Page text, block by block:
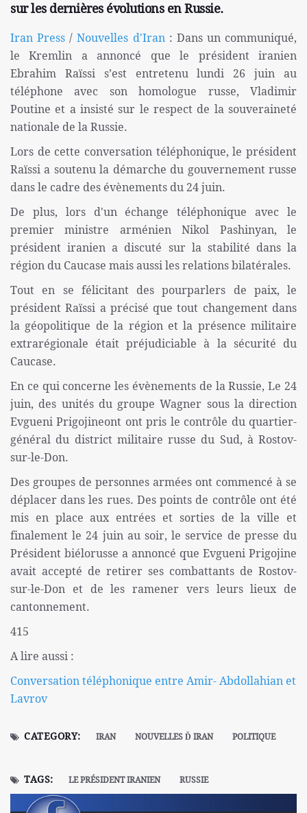
sur les dernières évolutions en Russie.
Iran Press /Nouvelles d'Iran: Dans un communiqué,
le Kremlin a annoncé que le président iranien
Ebrahim Raïssi s’est entretenu lundi 26 juin au
téléphone avec son homologue russe, Vladimir
Poutine et a insisté sur le respect de la souveraineté
nationale de la Russie.
Lors de cette conversation téléphonique, le président
Raïssi a soutenu la démarche du gouvernement russe
dans le cadre des évènements du 24 juin.
De plus, lors d'un échange téléphonique avec le
premier ministre arménien Nikol Pashinyan, le
président iranien a discuté sur la stabilité dans la
région du Caucase mais aussi les relations bilatérales.
Tout en se félicitant des pourparlers de paix, le
président Raïssi a précisé que tout changement dans
la géopolitique de la région et la présence militaire
extrarégionale était préjudiciable à la sécurité du
Caucase.
En ce qui concerne les évènements de la Russie, Le 24
juin, des unités du groupe Wagner sous la direction
Evgueni Prigojineont ont pris le contrôle du quartier-
général du district militaire russe du Sud, à Rostov-
sur-le-Don.
Des groupes de personnes armées ont commencé à se
déplacer dans les rues. Des points de contrôle ont été
mis en place aux entrées et sorties de la ville et
finalement le 24 juin au soir, le service de presse du
Président biélorusse a annoncé que Evgueni Prigojine
avait accepté de retirer ses combattants de Rostov-
sur-le-Don et de les ramener vers leurs lieux de
cantonnement.
415
A lire aussi :
Conversation téléphonique entre Amir- Abdollahian et
Lavrov
CATEGORY: IRAN NOUVELLES Ď IRAN POLITIQUE
TAGS: LE PRÉSIDENT IRANIEN RUSSIE